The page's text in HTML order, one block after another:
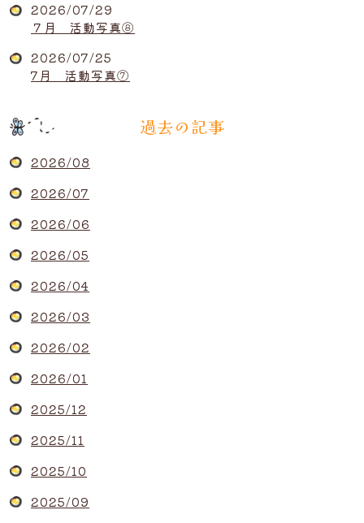
2026/07/29
７月 活動写真⑧
2026/07/25
7月 活動写真⑦
過去の記事
2026/08
2026/07
2026/06
2026/05
2026/04
2026/03
2026/02
2026/01
2025/12
2025/11
2025/10
2025/09